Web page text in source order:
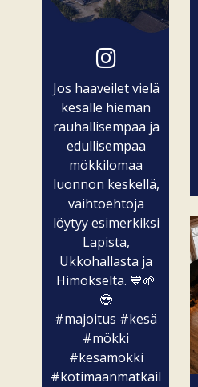
Jos haaveilet vielä
kesälle hieman
rauhallisempaa ja
edullisempaa
mökkilomaa
luonnon keskellä,
vaihtoehtoja
löytyy esimerkiksi
Lapista,
Ukkohallasta ja
Himokselta. 💙🌱
😎
#majoitus #kesä
#mökki
#kesämökki
#kotimaanmatkailu